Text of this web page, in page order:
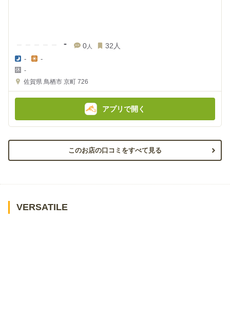
- 0人 32 人
夜
の
金
-
金
額
-
-
佐賀県 鳥栖市 京町 726
アプリで開く
このお店の口コミをすべて見る
VERSATILE